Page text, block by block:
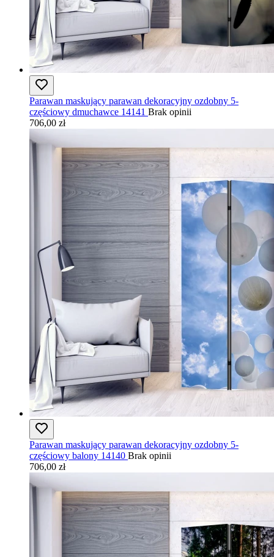
Parawan maskujący parawan dekoracyjny ozdobny 5-
częściowy dmuchawce 14141 Brak opinii
706,00 zł
Parawan maskujący parawan dekoracyjny ozdobny 5-
częściowy balony 14140 Brak opinii
706,00 zł